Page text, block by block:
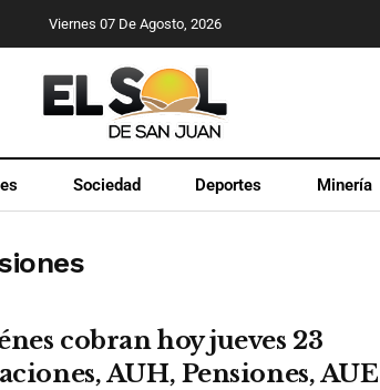
Viernes 07 De Agosto, 2026
Sociedad Deportes Minería
cobran hoy jueves 23
AUH, Pensiones,